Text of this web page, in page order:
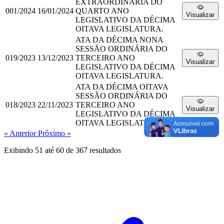
001/2024 16/01/2024
EXTRAORDINÁRIA DO
QUARTO ANO
LEGISLATIVO DA DÉCIMA
OITAVA LEGISLATURA.
Visualizar
019/2023 13/12/2023
ATA DA DÉCIMA NONA
SESSÃO ORDINÁRIA DO
TERCEIRO ANO
LEGISLATIVO DA DÉCIMA
OITAVA LEGISLATURA.
Visualizar
018/2023 22/11/2023
ATA DA DÉCIMA OITAVA
SESSÃO ORDINÁRIA DO
TERCEIRO ANO
LEGISLATIVO DA DÉCIMA
OITAVA LEGISLATURA.
Visualizar
« AnteriorPróximo »
Exibindo 51 até 60 de 367 resultados